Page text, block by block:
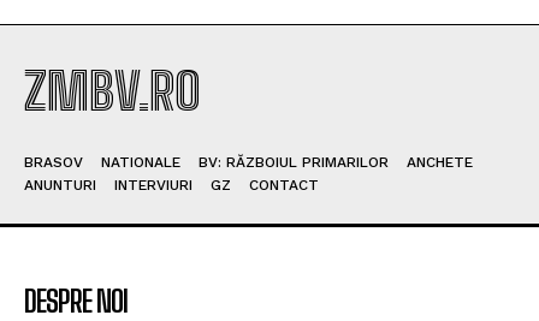
ZMBV.RO
BRASOV NATIONALE BV: RĂZBOIUL PRIMARILOR
ANCHETE
ANUNTURI
INTERVIURI GZ CONTACT
DESPRE NOI